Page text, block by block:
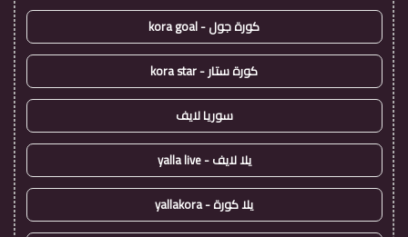
كورة جول - kora goal
كورة ستار - kora star
سوريا لايف
يلا لايف - yalla live
يلا كورة - yallakora